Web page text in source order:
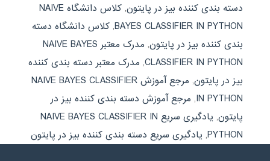
دسته بندی کننده بیز در پایتون,
کلاس دانشگاه NAIVE
BAYES CLASSIFIER IN PYTHON
, کلاس دانشگاه دسته
بندی کننده بیز در پایتون,
مدرک معتبر NAIVE BAYES
CLASSIFIER IN PYTHON
, مدرک معتبر دسته بندی کننده
بیز در پایتون,
مرجع آموزش NAIVE BAYES CLASSIFIER
IN PYTHON
, مرجع آموزش دسته بندی کننده بیز در
پایتون,
یادگیری سریع NAIVE BAYES CLASSIFIER IN
PYTHON
, یادگیری سریع دسته بندی کننده بیز در پایتون